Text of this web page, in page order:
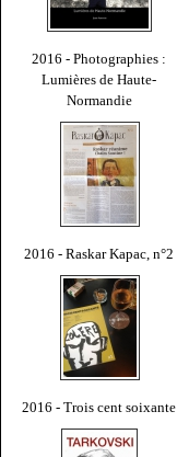
2016 - Photographies :
Lumières de Haute-
Normandie
2016 - Raskar Kapac, n°2
2016 - Trois cent soixante